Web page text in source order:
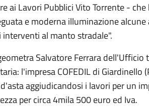
ai Lavori Pubblici Vito Torrente -
e moderna illuminazione
al manto stradale".
Salvatore Ferrara dell'Ufficio
l'impresa COFEDIL di Giardinello
aggiudicandosi i lavori per un
per circa 4mila 500 euro ed Iva.